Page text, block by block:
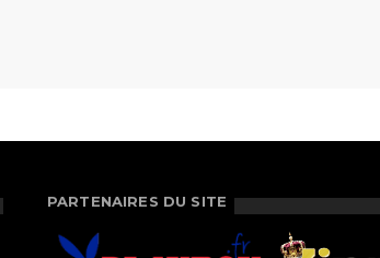
PARTENAIRES DU SITE